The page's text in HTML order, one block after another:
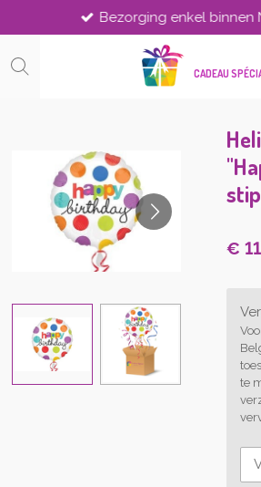
direct
naar
CADEAU
Bezorging enkel binnen
€
te